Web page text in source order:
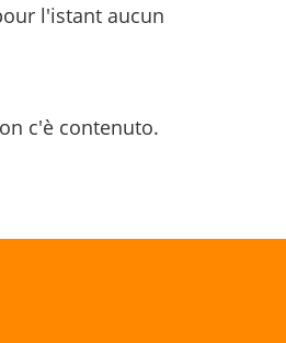
l'istant aucun
c'è contenuto.